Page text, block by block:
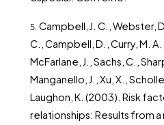
Campbell, J. C., Webster,
C., Campbell, D., Curry, M. A.,
McFarlane, J., Sachs, C.,
Manganello, J., Xu, X.,
Laughon, K. (2003). Risk
relationships: Results from